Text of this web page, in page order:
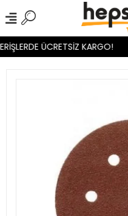
ÜCRETSİZ KARGO!